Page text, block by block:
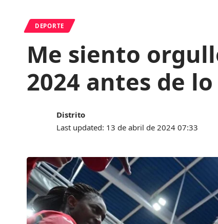
DEPORTE
Me siento
2024 antes de
Last updated: 13 de abril de 2024 07:33
Distrito